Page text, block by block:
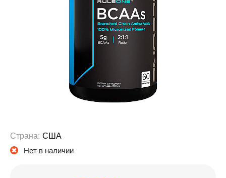
Страна: США
Нет в наличии